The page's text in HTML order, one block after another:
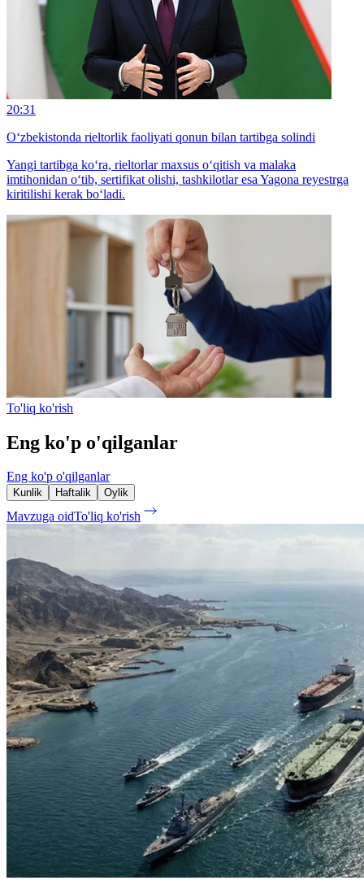
20:31
O‘zbekistonda rieltorlik faoliyati qonun bilan tartibga solindi
Yangi tartibga ko‘ra, rieltorlar maxsus o‘qitish va malaka
imtihonidan o‘tib, sertifikat olishi, tashkilotlar esa Yagona reyestrga
kiritilishi kerak bo‘ladi.
To'liq ko'rish
Eng ko'p o'qilganlar
Eng ko'p o'qilganlar
Kunlik Haftalik Oylik
Mavzuga oidTo'liq ko'rish